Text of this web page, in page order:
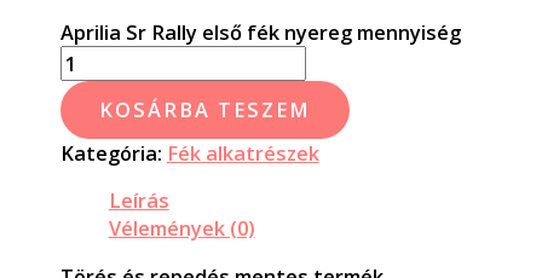
Aprilia Sr Rally első fék nyereg mennyiség
KOSÁRBA TESZEM
Kategória: Fék alkatrészek
Leírás
Vélemények (0)